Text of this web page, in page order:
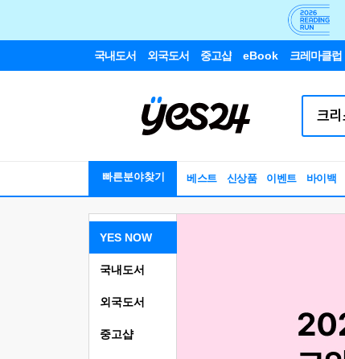
국내도서 외국도서 중고샵 eBook 크레마클럽
빠른분야찾기 베스트 신상품 이벤트 바이백
YES NOW
국내도서
외국도서
중고샵